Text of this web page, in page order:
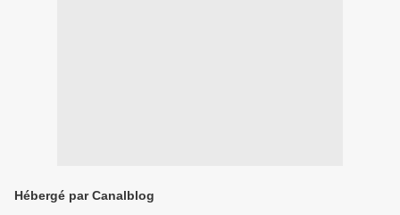
Hébergé par Canalblog